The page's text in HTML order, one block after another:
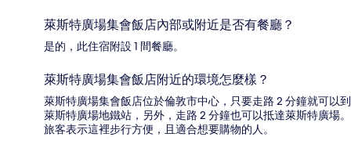
萊斯特廣場集會飯店內部或附近是否有餐廳？
是的，此住宿附設 1 間餐廳。
萊斯特廣場集會飯店附近的環境怎麼樣？
萊斯特廣場集會飯店位於倫敦市中心，只要走路 2 分鐘就可以到
萊斯特廣場地鐵站，另外，走路 2 分鐘也可以抵達萊斯特廣場。
旅客表示這裡步行方便，且適合想要購物的人。